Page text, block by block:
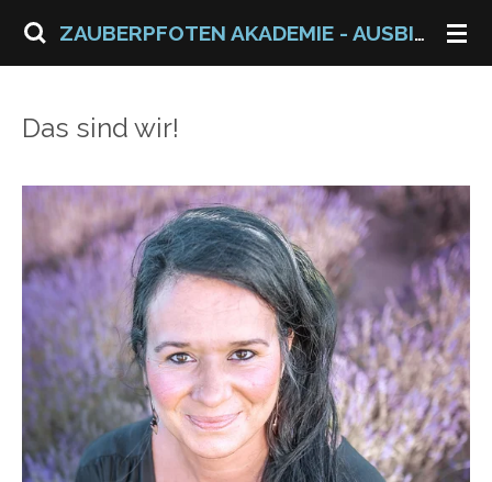
Zum
ZAUBERPFOTEN AKADEMIE - AUSBILDUNG ZUM
Das sind wir!